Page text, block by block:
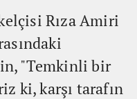
Rıza Amiri
"Temkinli bir
ki, karşı tarafın